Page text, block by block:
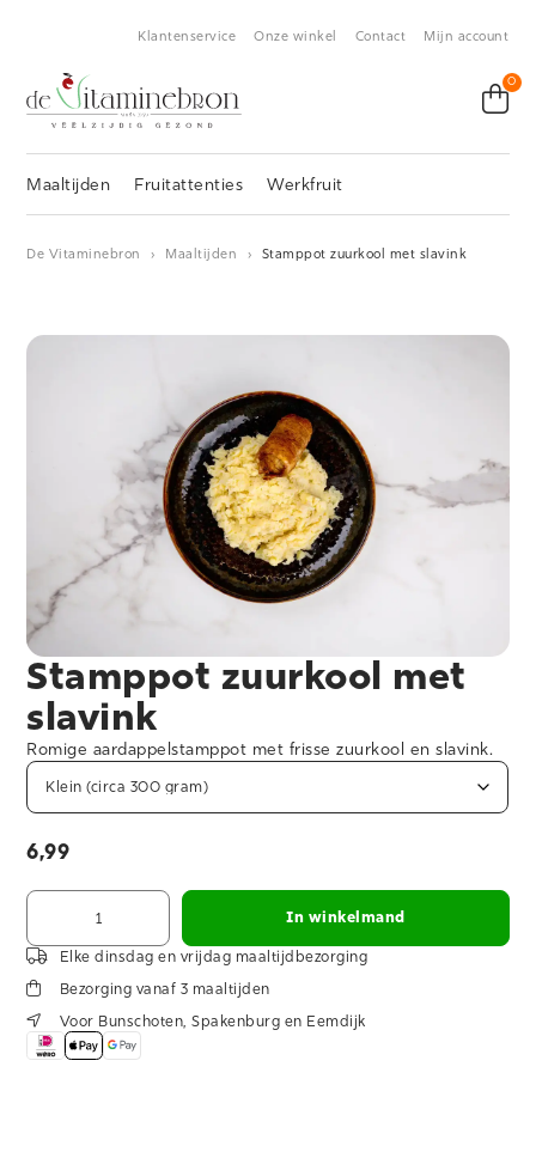
Klantenservice Onze winkel Contact Mijn account
0
Maaltijden Fruitattenties Werkfruit
De Vitaminebron › Maaltijden › Stamppot zuurkool met slavink
Stamppot zuurkool met
slavink
Romige aardappelstamppot met frisse zuurkool en slavink.
6,99
In winkelmand
Elke dinsdag en vrijdag maaltijdbezorging
Bezorging vanaf 3 maaltijden
Voor Bunschoten, Spakenburg en Eemdijk